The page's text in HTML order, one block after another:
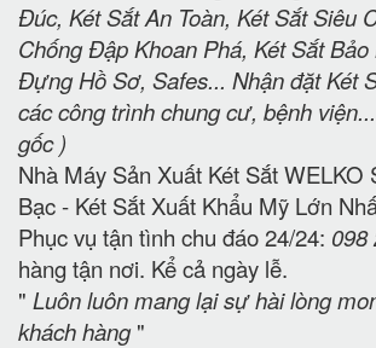
Đúc, Két Sắt An Toàn, Két Sắt Siêu
Chống Đập Khoan Phá, Két Sắt
Đựng Hồ Sơ, Safes... Nhận đặt Két
các công trình chung cư, bệnh
gốc )
Nhà Máy Sản Xuất Két Sắt WELKO
Bạc - Két Sắt Xuất Khẩu Mỹ Lớn
Phục vụ tận tình chu đáo 24/24: 098
hàng tận nơi. Kể cả ngày lễ.
" Luôn luôn mang lại sự hài lòng
khách hàng"